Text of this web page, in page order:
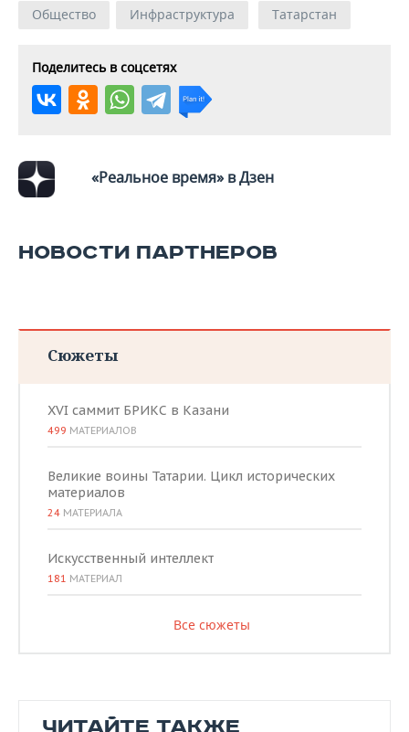
Общество Инфраструктура Татарстан
Поделитесь в соцсетях
«Реальное время» в Дзен
НОВОСТИ ПАРТНЕРОВ
Сюжеты
XVI саммит БРИКС в Казани
499 МАТЕРИАЛОВ
Великие воины Татарии. Цикл исторических
материалов
24 МАТЕРИАЛА
Искусственный интеллект
181 МАТЕРИАЛ
Все сюжеты
ЧИТАЙТЕ ТАКЖЕ